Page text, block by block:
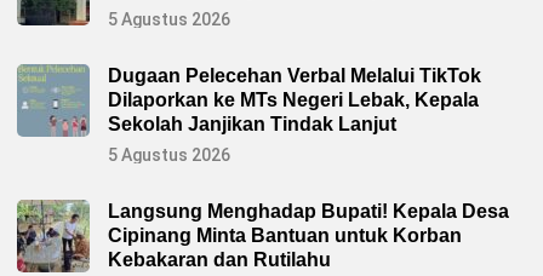
5 Agustus 2026
Dugaan Pelecehan Verbal Melalui TikTok
Dilaporkan ke MTs Negeri Lebak, Kepala
Sekolah Janjikan Tindak Lanjut
5 Agustus 2026
Langsung Menghadap Bupati! Kepala Desa
Cipinang Minta Bantuan untuk Korban
Kebakaran dan Rutilahu